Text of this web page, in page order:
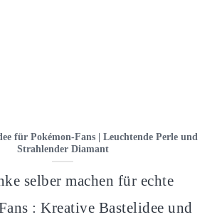
für Pokémon-Fans | Leuchtende Perle und
Strahlender Diamant
selber machen für echte
: Kreative Bastelidee und